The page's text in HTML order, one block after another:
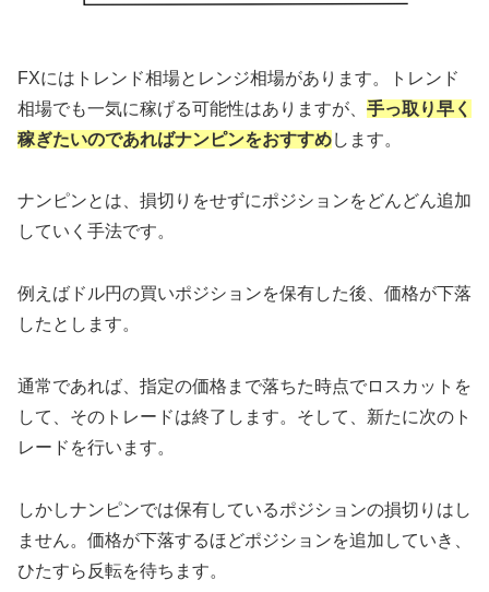
FXにはトレンド相場とレンジ相場があります。トレンド
相場でも一気に稼げる可能性はありますが、 手っ取り早く
稼ぎたいのであればナンピンをおすすめします。
ナンピンとは、損切りをせずにポジションをどんどん追加
していく手法です。
例えばドル円の買いポジションを保有した後、価格が下落
したとします。
通常であれば、指定の価格まで落ちた時点でロスカットを
して、そのトレードは終了します。そして、新たに次のト
レードを行います。
しかしナンピンでは保有しているポジションの損切りはし
ません。価格が下落するほどポジションを追加していき、
ひたすら反転を待ちます。